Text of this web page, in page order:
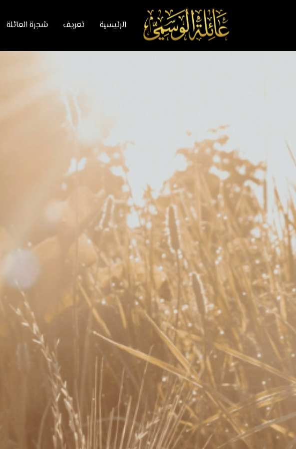
الرئيسية تعريف شجرة العائلة